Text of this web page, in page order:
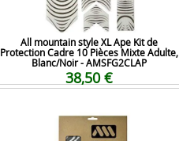
All mountain style XL Ape Kit de
Protection Cadre 10 Pièces Mixte Adulte,
Blanc/Noir - AMSFG2CLAP
38,50 €